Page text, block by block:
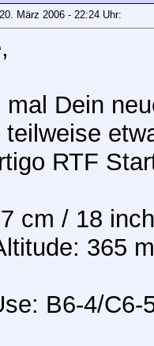
März 2006 - 22:24 Uhr:
mal Dein
RTF
cm / 18
365
B6-4/C6-